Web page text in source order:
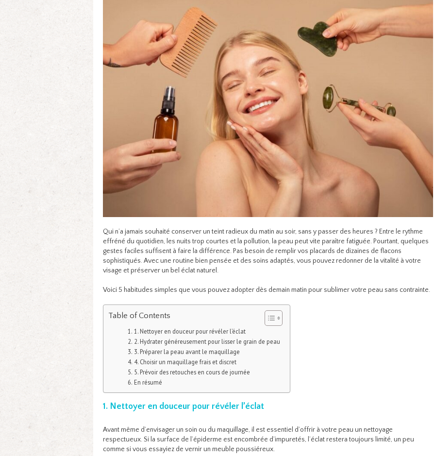
Qui n’a jamais souhaité conserver un teint radieux du matin au soir, sans y passer des heures ? Entre le rythme
effréné du quotidien, les nuits trop courtes et la pollution, la peau peut vite paraître fatiguée. Pourtant, quelques
gestes faciles suffisent à faire la différence. Pas besoin de remplir vos placards de dizaines de flacons
sophistiqués. Avec une routine bien pensée et des soins adaptés, vous pouvez redonner de la vitalité à votre
visage et préserver un bel éclat naturel.
Voici 5 habitudes simples que vous pouvez adopter dès demain matin pour sublimer votre peau sans contrainte.
Table of Contents
1. Nettoyer en douceur pour révéler l’éclat
2. Hydrater généreusement pour lisser le grain de peau
3. Préparer la peau avant le maquillage
4. Choisir un maquillage frais et discret
5. Prévoir des retouches en cours de journée
En résumé
1. Nettoyer en douceur pour révéler l’éclat
Avant même d’envisager un soin ou du maquillage, il est essentiel d’offrir à votre peau un nettoyage
respectueux. Si la surface de l’épiderme est encombrée d’impuretés, l’éclat restera toujours limité, un peu
comme si vous essayiez de vernir un meuble poussiéreux.